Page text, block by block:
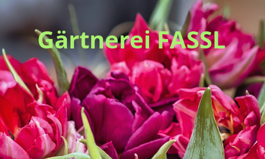
Gärtnerei FASSL